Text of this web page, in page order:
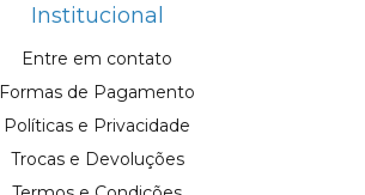
Institucional
Entre em contato
Formas de Pagamento
Políticas e Privacidade
Trocas e Devoluções